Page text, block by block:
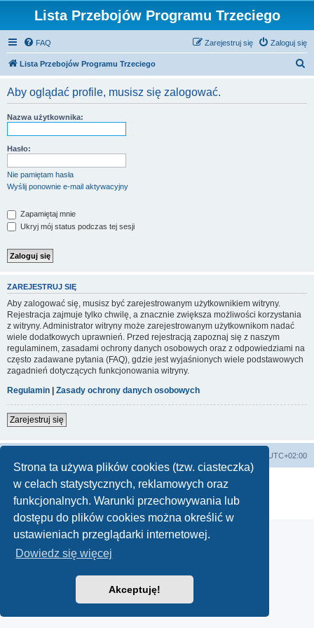
Strona ta używa plików cookies (tzw. ciasteczka)
w celach statystycznych, reklamowych oraz
funkcjonalnych. Warunki przechowywania lub
dostępu do plików cookies można określić w
ustawieniach przeglądarki internetowej.
Dowiedz się więcej
Akceptuję!
Lista Przebojów Programu Trzeciego
FAQ Zaloguj się
Zarejestruj się
Lista Przebojów Programu Trzeciego
Aby oglądać profile, musisz się zalogować.
Nazwa użytkownika:
Hasło:
Nie pamiętam hasła
Wyślij ponownie e-mail aktywacyjny
Zapamiętaj mnie
Ukryj mój status podczas tej sesji
ZAREJESTRUJ SIĘ
Aby zalogować się, musisz być zarejestrowanym użytkownikiem witryny.
Rejestracja zajmuje tylko chwilę, a znacznie zwiększa możliwości korzystania
z witryny. Administrator witryny może zarejestrowanym użytkownikom nadać
wiele dodatkowych uprawnień. Przed rejestracją zapoznaj się z naszym
regulaminem, zasadami ochrony danych osobowych oraz z odpowiedziami na
często zadawane pytania (FAQ), gdzie jest wyjaśnionych wiele podstawowych
zagadnień dotyczących funkcjonowania witryny.
Regulamin | Zasady ochrony danych osobowych
Zarejestruj się
UTC+02:00
Technologię dostarczaphpBB ® Forum Software © phpBB Limited
Zasady ochrony danych osobowych|Regulamin